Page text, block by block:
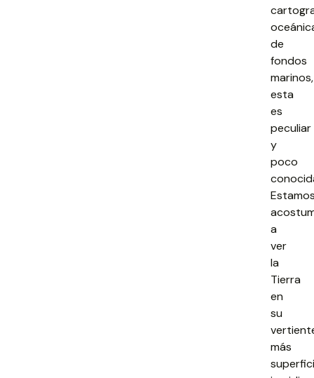
de
fondos
marinos,
esta
es
peculiar
y
poco
a
ver
la
Tierra
en
su
más